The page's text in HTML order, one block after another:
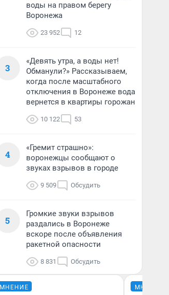
воды на правом берегу
Воронежа
23 952 12
3
«Девять утра, а воды нет!
Обманули?» Рассказываем,
когда после масштабного
отключения в Воронеже вода
вернется в квартиры горожан
10 122 53
4
«Гремит страшно»:
воронежцы сообщают о
звуках взрывов в городе
9 509 Обсудить
5
Громкие звуки взрывов
раздались в Воронеже
вскоре после объявления
ракетной опасности
8 831 Обсудить
МНЕНИЕ МНЕНИЕ